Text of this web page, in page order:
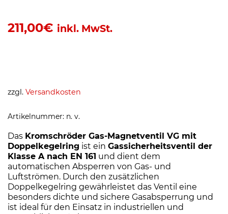
211,00€ inkl. MwSt.
zzgl. Versandkosten
Artikelnummer: n. v.
Das Kromschröder Gas-Magnetventil VG mit
Doppelkegelring ist ein Gassicherheitsventil der
Klasse A nach EN 161 und dient dem
automatischen Absperren von Gas- und
Luftströmen. Durch den zusätzlichen
Doppelkegelring gewährleistet das Ventil eine
besonders dichte und sichere Gasabsperrung und
ist ideal für den Einsatz in industriellen und